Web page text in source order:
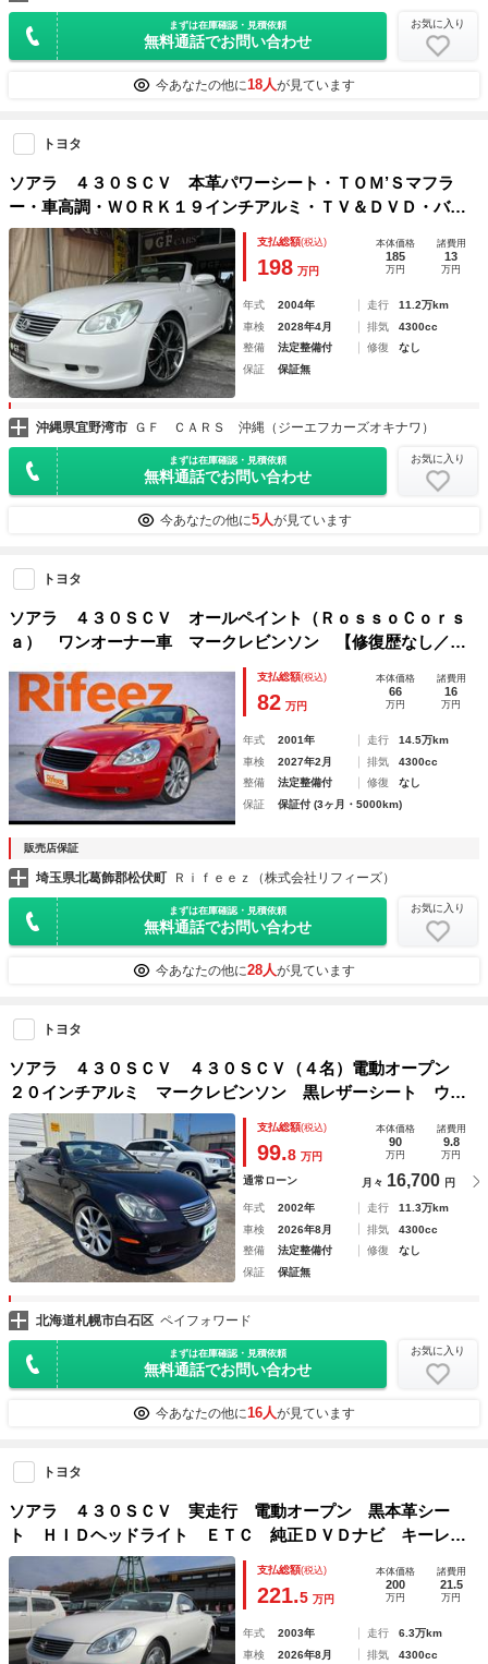
まずは在庫確認・見積依頼
無料通話でお問い合わせ
お気に入り
今あなたの他に18人が見ています
トヨタ
ソアラ ４３０ＳＣＶ 本革パワーシート・ＴＯＭ’Ｓマフラ
ー・車高調・ＷＯＲＫ１９インチアルミ・ＴＶ＆ＤＶＤ・バッ
クカメラ・キーレス・ドライブレコーダー・ＥＴＣ・オープン
カー
支払総額(税込)
198 万円
本体価格
185
万円
諸費用
13
万円
年式 2004年 走行
11.2万km
車検
2028年4月 排気
4300cc
整備
法定整備付 修復
なし
保証
保証無
沖縄県宜野湾市 ＧＦ ＣＡＲＳ 沖縄（ジーエフカーズオキナワ）
まずは在庫確認・見積依頼
無料通話でお問い合わせ
お気に入り
今あなたの他に5人が見ています
トヨタ
ソアラ ４３０ＳＣＶ オールペイント（ＲｏｓｓｏＣｏｒｓ
ａ） ワンオーナー車 マークレビンソン 【修復歴なし／車
支払総額(税込)
82 万円
本体価格
66
万円
諸費用
16
万円
年式 2001年 走行
14.5万km
車検
2027年2月 排気
4300cc
整備
法定整備付 修復
なし
保証
保証付 (3ヶ月・5000km)
販売店保証
埼玉県北葛飾郡松伏町 Ｒｉｆｅｅｚ（株式会社リフィーズ）
まずは在庫確認・見積依頼
無料通話でお問い合わせ
お気に入り
今あなたの他に28人が見ています
トヨタ
ソアラ ４３０ＳＣＶ ４３０ＳＣＶ（４名）電動オープン
２０インチアルミ マークレビンソン 黒レザーシート ウッ
ドコンビハンドル パワーシート シートヒーター
支払総額(税込)
99.8 万円
本体価格
90
万円
諸費用
9.8
万円
通常ローン 月々 16,700 円
年式 2002年 走行
11.3万km
車検
2026年8月 排気
4300cc
整備
法定整備付 修復
なし
保証
保証無
北海道札幌市白石区 ペイフォワード
まずは在庫確認・見積依頼
無料通話でお問い合わせ
お気に入り
今あなたの他に16人が見ています
トヨタ
ソアラ ４３０ＳＣＶ 実走行 電動オープン 黒本革シー
ト ＨＩＤヘッドライト ＥＴＣ 純正ＤＶＤナビ キーレス
エントリー メモリーパワーシート
支払総額(税込)
221.5 万円
本体価格
200
万円
諸費用
21.5
万円
年式 2003年 走行
6.3万km
車検
2026年8月 排気
4300cc